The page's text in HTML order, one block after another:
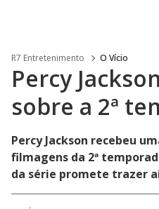
R7 Entretenimento O Vício
Percy
sobre a 2ª
Percy Jackson recebeu
filmagens da 2ª
da série promete trazer